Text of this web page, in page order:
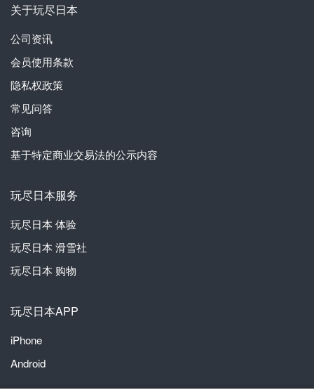
关于玩尽日本
公司资讯
会员使用条款
隐私权政策
常见问答
咨询
基于特定商业交易法的公示内容
玩尽日本服务
玩尽日本 体验
玩尽日本 滑雪社
玩尽日本 购物
玩尽日本APP
iPhone
Android